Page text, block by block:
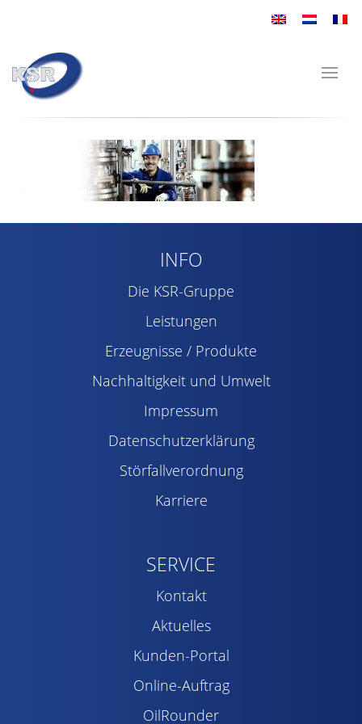
INFO
Die KSR-Gruppe
Leistungen
Erzeugnisse / Produkte
Nachhaltigkeit und Umwelt
Impressum
Datenschutzerklärung
Störfallverordnung
Karriere
SERVICE
Kontakt
Aktuelles
Kunden-Portal
Online-Auftrag
OilRounder